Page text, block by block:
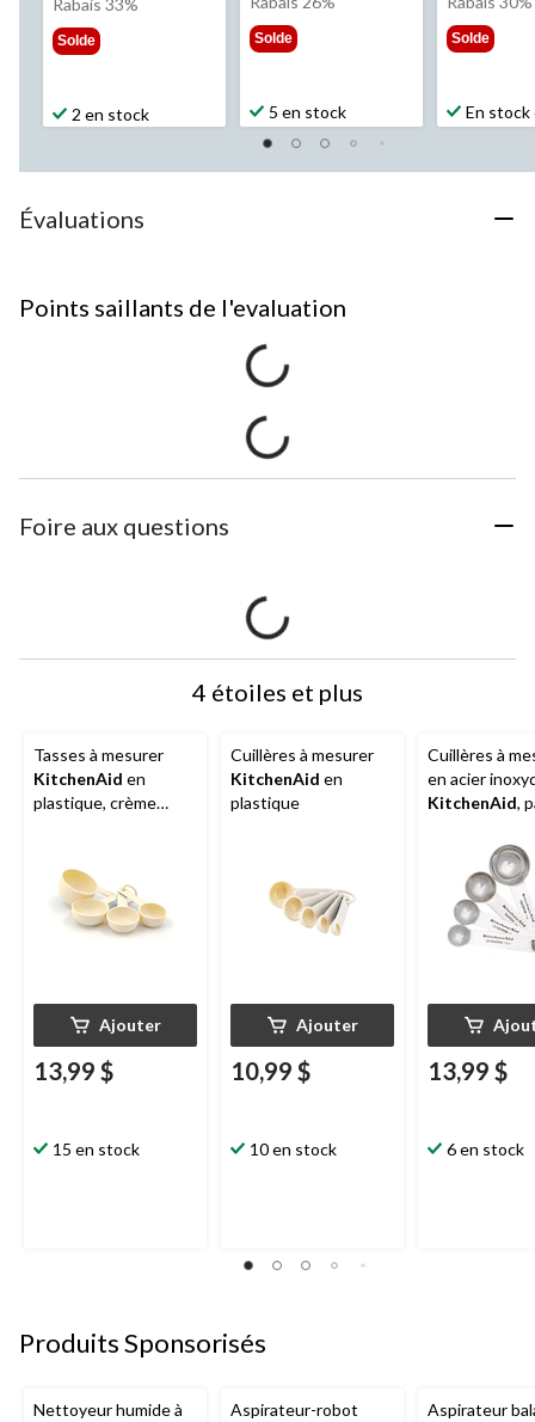
Solde
2 en stock
Solde
5 en stock
Solde
En stock
Évaluations
Points saillants de l'evaluation
Foire aux questions
4 étoiles et plus
Tasses à mesurer
KitchenAid en
plastique, crème
Ajouter
13,99 $
15 en stock
Cuillères à mesurer
KitchenAid en
plastique
Ajouter
10,99 $
10 en stock
Cuillères à
en acier
KitchenAid,
13,99 $
6 en stock
Produits Sponsorisés
Nettoyeur humide à
Aspirateur-robot
Aspirateur